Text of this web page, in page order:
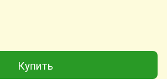
Купить